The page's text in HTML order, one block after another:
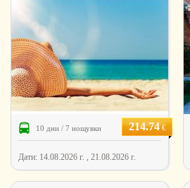
10 дни / 7 нощувки 214.74€
Дати: 14.08.2026 г. , 21.08.2026 г.